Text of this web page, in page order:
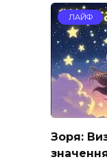
ЛАЙФ
Зоря: